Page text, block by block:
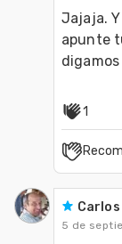
Jajaja.
apunte
digamos
1
5 de